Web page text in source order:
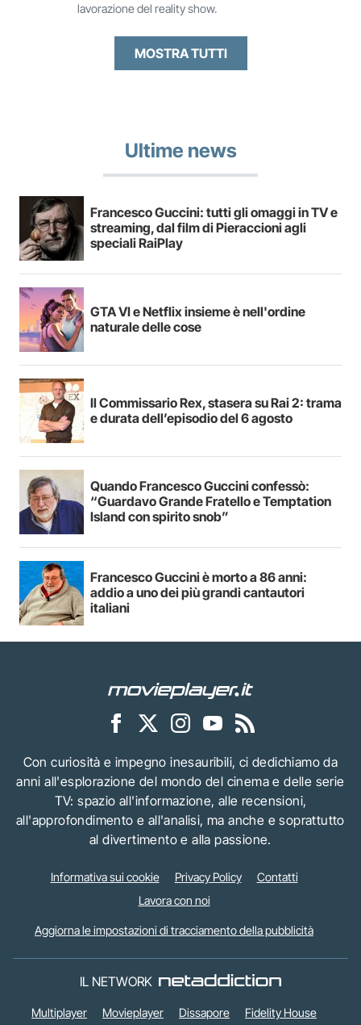
lavorazione del reality show.
MOSTRA TUTTI
Ultime news
Francesco Guccini: tutti gli omaggi in TV e
streaming, dal film di Pieraccioni agli
speciali RaiPlay
GTA VI e Netflix insieme è nell'ordine
naturale delle cose
Il Commissario Rex, stasera su Rai 2: trama
e durata dell’episodio del 6 agosto
Quando Francesco Guccini confessò:
“Guardavo Grande Fratello e Temptation
Island con spirito snob”
Francesco Guccini è morto a 86 anni:
addio a uno dei più grandi cantautori
italiani
Con curiosità e impegno inesauribili, ci dedichiamo da
anni all'esplorazione del mondo del cinema e delle serie
TV: spazio all'informazione, alle recensioni,
all'approfondimento e all'analisi, ma anche e soprattutto
al divertimento e alla passione.
Informativa sui cookie Privacy Policy
Contatti
Lavora con noi
Aggiorna le impostazioni di tracciamento della pubblicità
IL NETWORK
Multiplayer Movieplayer Dissapore Fidelity House